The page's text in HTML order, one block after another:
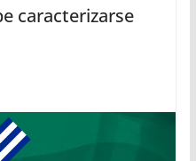
caracterizarse